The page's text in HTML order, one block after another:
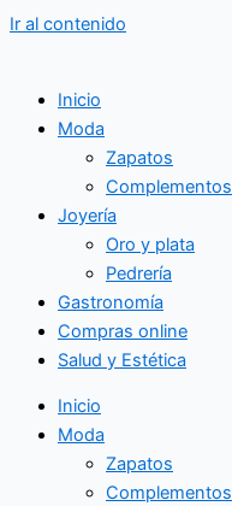
Ir al contenido
Inicio
Moda
Zapatos
Complementos
Joyería
Oro y plata
Pedrería
Gastronomía
Compras online
Salud y Estética
Inicio
Moda
Zapatos
Complementos